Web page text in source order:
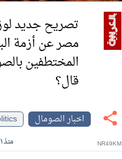
تصريح جديد
مصر عن أزمة
المختطفين
قال؟
اخبار الصومال
منذ ٢١ يوم NR49KM